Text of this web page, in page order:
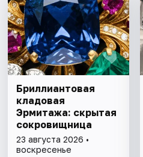
Бриллиантовая
кладовая
Эрмитажа: скрытая
сокровищница
23 августа 2026 •
воскресенье